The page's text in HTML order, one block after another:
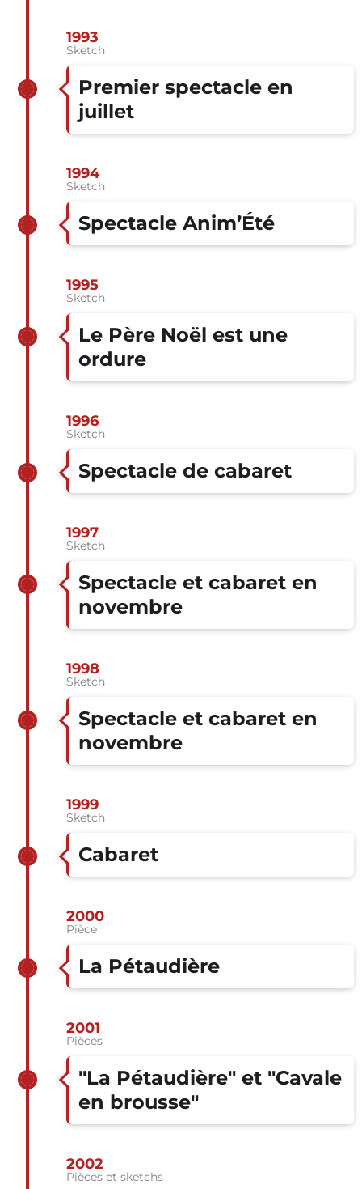
1993
Sketch
Premier spectacle en
juillet
1994
Sketch
Spectacle Anim’Été
1995
Sketch
Le Père Noël est une
ordure
1996
Sketch
Spectacle de cabaret
1997
Sketch
Spectacle et cabaret en
novembre
1998
Sketch
Spectacle et cabaret en
novembre
1999
Sketch
Cabaret
2000
Pièce
La Pétaudière
2001
Pièces
"La Pétaudière" et "Cavale
en brousse"
2002
Pièces et sketchs